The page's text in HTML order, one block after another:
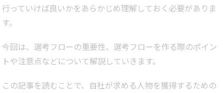
行っていけば良いかをあらかじめ理解しておく必要がありま
す。
今回は、選考フローの重要性、選考フローを作る際のポイン
トや注意点などについて解説していきます。
この記事を読むことで、自社が求める人物を獲得するための